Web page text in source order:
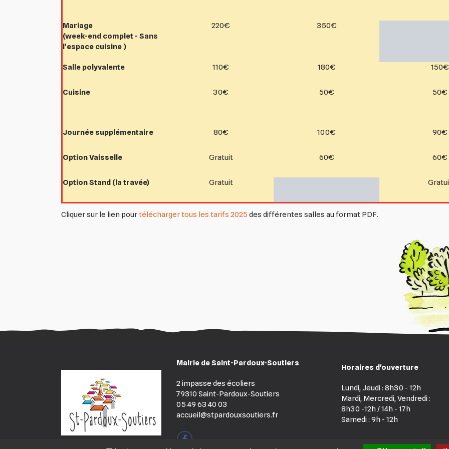
Mariage
(week-end complet - Sans
l'espace cuisine )
220€ 350€
Salle polyvalente 110€ 180€ 150€
Cuisine 30€ 50€ 50€
Journée supplémentaire 80€ 100€ 90€
Option Vaisselle Gratuit 60€ 60€
Option Stand (la travée) Gratuit
Cliquer sur le lien pourtélécharger tous les tarifs 2025 des différentes salles au format PDF.
Mairie de Saint-Pardoux-Soutiers
2 impasse des écoliers
79310 Saint-Pardoux-Soutiers
05 49 63 40 03
accueil@stpardouxsoutiers.fr
Horaires d'ouverture
Lundi, Jeudi : 8h30 - 12h
Mardi, Mercredi, Vendredi :
8h30 -12h / 14h - 17h
Samedi : 9h - 12h